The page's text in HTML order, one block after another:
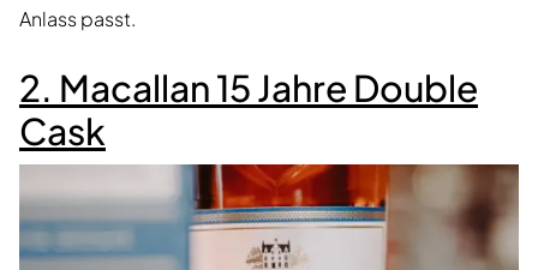
Anlass passt.
2. Macallan 15 Jahre Double
Cask